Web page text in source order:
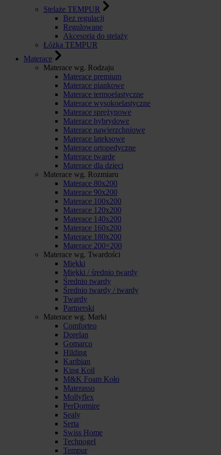
Stelaże TEMPUR
Bez regulacji
Regulowane
Akcesoria do stelaży
Łóżka TEMPUR
Materace
Materace wg. Rodzaju
Materace premium
Materace piankowe
Materace termoelastyczne
Materace wysokoelastyczne
Materace sprężynowe
Materace hybrydowe
Materace nawierzchniowe
Materace lateksowe
Materace ortopedyczne
Materace twarde
Materace dla dzieci
Materace wg. Rozmiaru
Materace 80x200
Materace 90x200
Materace 100x200
Materace 120x200
Materace 140x200
Materace 160x200
Materace 180x200
Materace 200×200
Materace wg. Twardości
Miękki
Miękki / średnio twardy
Średnio twardy
Średnio twardy / twardy
Twardy
Partnerski
Materace wg. Marki
Comforteo
Dorelan
Gomarco
Hilding
Karibian
King Koil
M&K Foam Koło
Materasso
Mollyflex
PerDormire
Sealy
Serta
Swiss Home
Technogel
Tempur